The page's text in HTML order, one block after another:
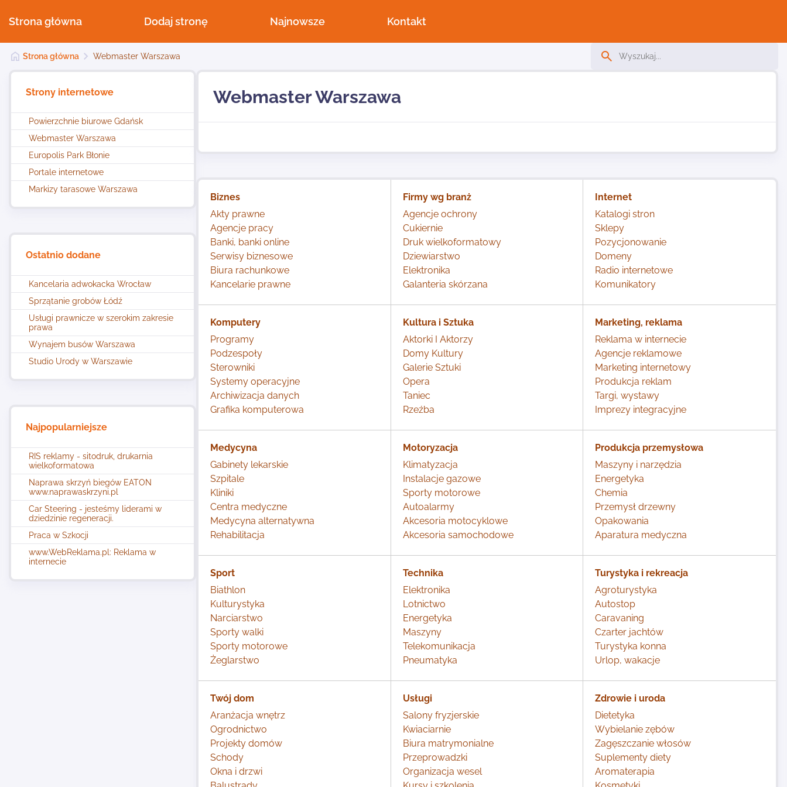
Strona główna Dodaj stronę Najnowsze Kontakt
Strona główna Webmaster Warszawa
Strony internetowe
Powierzchnie biurowe Gdańsk
Webmaster Warszawa
Europolis Park Błonie
Portale internetowe
Markizy tarasowe Warszawa
Ostatnio dodane
Kancelaria adwokacka Wrocław
Sprzątanie grobów Łódź
Usługi prawnicze w szerokim zakresie
prawa
Wynajem busów Warszawa
Studio Urody w Warszawie
Najpopularniejsze
RIS reklamy - sitodruk, drukarnia
wielkoformatowa
Naprawa skrzyń biegów EATON
www.naprawaskrzyni.pl
Car Steering - jesteśmy liderami w
dziedzinie regeneracji.
Praca w Szkocji
www.WebReklama.pl: Reklama w
internecie
Webmaster Warszawa
Biznes
Akty prawne
Agencje pracy
Banki, banki online
Serwisy biznesowe
Biura rachunkowe
Kancelarie prawne
Firmy wg branż
Agencje ochrony
Cukiernie
Druk wielkoformatowy
Dziewiarstwo
Elektronika
Galanteria skórzana
Internet
Katalogi stron
Sklepy
Pozycjonowanie
Domeny
Radio internetowe
Komunikatory
Komputery
Programy
Podzespoły
Sterowniki
Systemy operacyjne
Archiwizacja danych
Grafika komputerowa
Kultura i Sztuka
Aktorki I Aktorzy
Domy Kultury
Galerie Sztuki
Opera
Taniec
Rzeźba
Marketing, reklama
Reklama w internecie
Agencje reklamowe
Marketing internetowy
Produkcja reklam
Targi, wystawy
Imprezy integracyjne
Medycyna
Gabinety lekarskie
Szpitale
Kliniki
Centra medyczne
Medycyna alternatywna
Rehabilitacja
Motoryzacja
Klimatyzacja
Instalacje gazowe
Sporty motorowe
Autoalarmy
Akcesoria motocyklowe
Akcesoria samochodowe
Produkcja przemysłowa
Maszyny i narzędzia
Energetyka
Chemia
Przemysł drzewny
Opakowania
Aparatura medyczna
Sport
Biathlon
Kulturystyka
Narciarstwo
Sporty walki
Sporty motorowe
Żeglarstwo
Technika
Elektronika
Lotnictwo
Energetyka
Maszyny
Telekomunikacja
Pneumatyka
Turystyka i rekreacja
Agroturystyka
Autostop
Caravaning
Czarter jachtów
Turystyka konna
Urlop, wakacje
Twój dom
Aranżacja wnętrz
Ogrodnictwo
Projekty domów
Schody
Okna i drzwi
Usługi
Salony fryzjerskie
Kwiaciarnie
Biura matrymonialne
Przeprowadzki
Organizacja wesel
Zdrowie i uroda
Dietetyka
Wybielanie zębów
Zagęszczanie włosów
Suplementy diety
Aromaterapia